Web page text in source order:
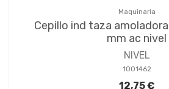
Maquinaria
Cepillo ind taza
mm ac nivel
NIVEL
1001462
12,75 €